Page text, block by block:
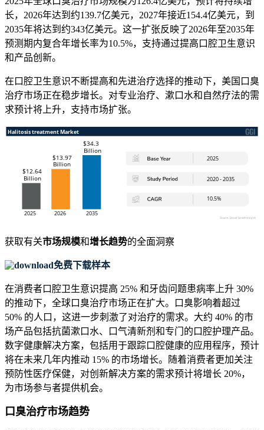
长，2026年达到约139.7亿美元，2027年接近154.4亿美元，到
2035年将达到约343亿美元。这一扩张反映了2026年至2035年
预测期内复合年增长率为10.5%，支持通过提高口腔卫生意识
和产品创新。
在口腔卫生意识不断提高和先进治疗选择的推动下，美国口臭
治疗市场正在稳步增长。对专业治疗、漱口水和自然疗法的需
求预计将上升，支持市场扩张。
获取有关市场规模和增长趋势的全面洞察
免费下载样本
在消费者口腔卫生意识提高 25% 和牙齿问题患病率上升 30%
的推动下，全球口臭治疗市场正在扩大。口臭影响着超过
50% 的人口，这进一步刺激了对治疗的需求。大约 40% 的市
场产品包括抗菌漱口水、口气清新剂和专门的口腔护理产品。
数字健康解决方案，包括用于跟踪口腔健康的应用程序，预计
将在未来几年内推动 15% 的市场增长。随着消费者更加关注
预防性医疗保健，对创新解决方案的需求预计将增长 20%，
为市场参与者提供机会。
口臭治疗市场趋势